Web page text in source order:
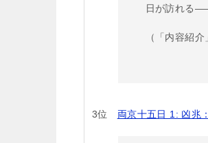
日が訪れる
（「内容紹介
3位 両京十五日 1: 凶兆